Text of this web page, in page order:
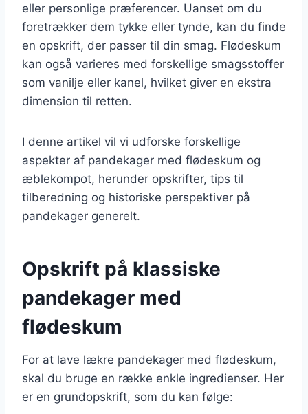
eller personlige præferencer. Uanset om du
foretrækker dem tykke eller tynde, kan du finde
en opskrift, der passer til din smag. Flødeskum
kan også varieres med forskellige smagsstoffer
som vanilje eller kanel, hvilket giver en ekstra
dimension til retten.
I denne artikel vil vi udforske forskellige
aspekter af pandekager med flødeskum og
æblekompot, herunder opskrifter, tips til
tilberedning og historiske perspektiver på
pandekager generelt.
Opskrift på klassiske
pandekager med
flødeskum
For at lave lækre pandekager med flødeskum,
skal du bruge en række enkle ingredienser. Her
er en grundopskrift, som du kan følge: